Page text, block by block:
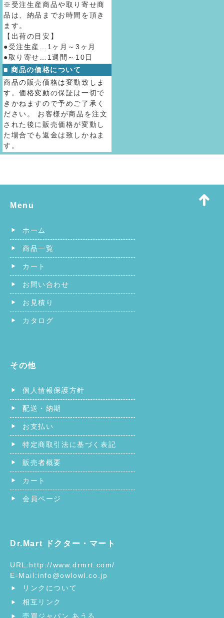
※受注生産商品や取り寄せ商
品は、納品までお時間を頂き
ます。
【出荷の目安】
●受注生産…1ヶ月～3ヶ月
●取り寄せ…1週間～10日
■ 商品の価格について
商品の販売価格は変動致しま
す。価格変動の保証は一切で
きかねますので予めご了承く
ださい。 お客様が商品を注文
された後に販売価格が変動し
た場合でも返金は致しかねま
す。
Menu
ホーム
商品一覧
カート
お問い合わせ
お見積り
カタログ
その他
個人情報保護方針
配送・納期
お支払い
特定商取引法に基づく表記
販売者概要
カート
会員ページ
Dr.Mart ドクター・マート
URL:http://www.drmrt.com/
E-Mail:info@owlowl.co.jp
リンクについて
相互リンク
売買ジャパン あうる